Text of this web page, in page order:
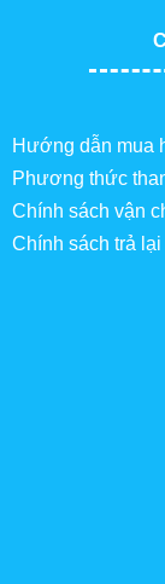
Hướng dẫn mua
Phương thức
Chính sách vận
Chính sách trả